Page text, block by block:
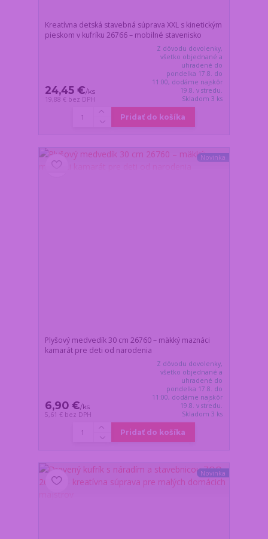
Kreatívna detská stavebná súprava XXL s kinetickým
pieskom v kufríku 26766 – mobilné stavenisko
24,45 €/ks
19,88 € bez DPH
Z dôvodu dovolenky,
všetko objednané a
uhradené do
pondelka 17.8. do
11:00, dodáme najskôr
19.8. v stredu.
Skladom 3 ks
Pridať do košíka
Novinka
Plyšový medvedík 30 cm 26760 – mäkký maznáci
kamarát pre deti od narodenia
6,90 €/ks
5,61 € bez DPH
Z dôvodu dovolenky,
všetko objednané a
uhradené do
pondelka 17.8. do
11:00, dodáme najskôr
19.8. v stredu.
Skladom 3 ks
Pridať do košíka
Novinka